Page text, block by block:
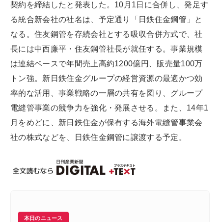
契約を締結したと発表した。10月1日に合併し、発足す
る統合新会社の社名は、予定通り「日鉄住金鋼管」と
なる。住友鋼管を存続会社とする吸収合併方式で、社
長には中西廉平・住友鋼管社長が就任する。事業規模
は連結ベースで年間売上高約1200億円、販売量100万
トン強。新日鉄住金グループの経営資源の最適かつ効
率的な活用、事業戦略の一層の共有を図り、グループ
電縫管事業の競争力を強化・発展させる。また、14年1
月をめどに、新日鉄住金が保有する海外電縫管事業会
社の株式などを、日鉄住金鋼管に譲渡する予定。
本日のニュース